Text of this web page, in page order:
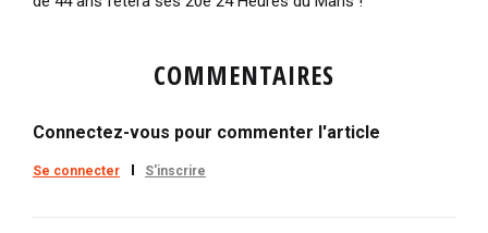
COMMENTAIRES
Connectez-vous pour commenter l'article
Se connecter S'inscrire